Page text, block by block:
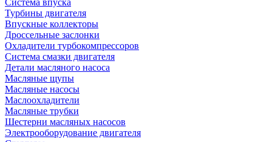
Система впуска
Турбины двигателя
Впускные коллекторы
Дроссельные заслонки
Охладители турбокомпрессоров
Система смазки двигателя
Детали масляного насоса
Масляные щупы
Масляные насосы
Маслоохладители
Масляные трубки
Шестерни масляных насосов
Электрооборудование двигателя